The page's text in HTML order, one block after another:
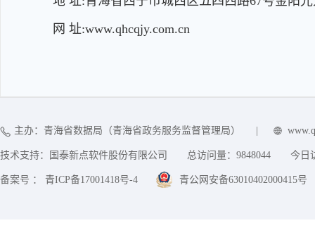
网 址:www.qhcqjy.com.cn
主办：青海省数据局（青海省政务服务监督管理局）
技术支持：国泰新点软件股份有限公司 总访问量： 9848044 今日
备案号 ： 青ICP备17001418号-4 青公网安备63010402000415号